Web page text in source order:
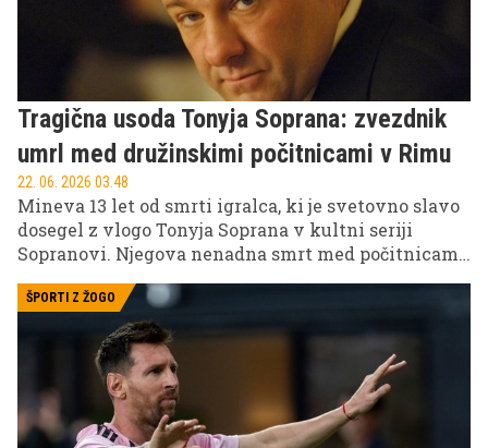
Tragična usoda Tonyja Soprana: zvezdnik
umrl med družinskimi počitnicami v Rimu
22. 06. 2026 03.48
Mineva 13 let od smrti igralca, ki je svetovno slavo
dosegel z vlogo Tonyja Soprana v kultni seriji
Sopranovi. Njegova nenadna smrt med počitnicami
oboževalce po vsem svetu, zapuščina pa živi še
ŠPORTI Z ŽOGO